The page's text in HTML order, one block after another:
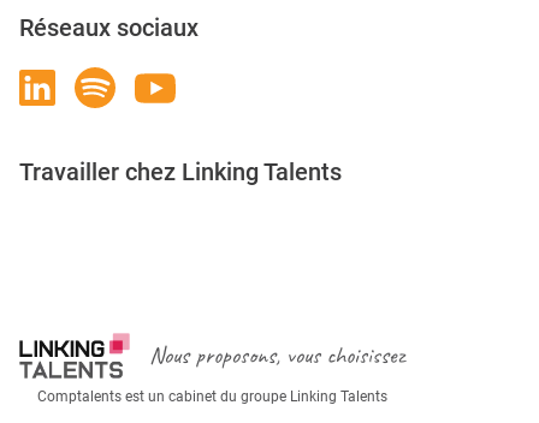
Réseaux sociaux
Travailler chez Linking Talents
Nous proposons, vous choisissez
Comptalents est un cabinet du groupe Linking Talents